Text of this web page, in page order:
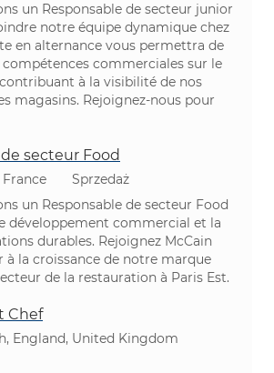
un Responsable de secteur junior
notre équipe dynamique chez
en alternance vous permettra de
commerciales sur le
à la visibilité de nos
magasins. Rejoignez-nous pour
secteur Food
France Kategoria
Sprzedaż
un Responsable de secteur Food
développement commercial et la
durables. Rejoignez McCain
la croissance de notre marque
de la restauration à Paris Est.
Chef
England, United Kingdom